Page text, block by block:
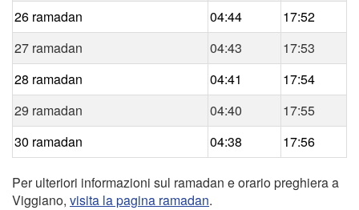
26 ramadan
04:44
17:52
27 ramadan
04:43
17:53
28 ramadan
04:41
17:54
29 ramadan
04:40
17:55
30 ramadan
04:38 17:56
Per ulteriori informazioni sul ramadan e orario preghiera a
Viggiano, visita la pagina ramadan.